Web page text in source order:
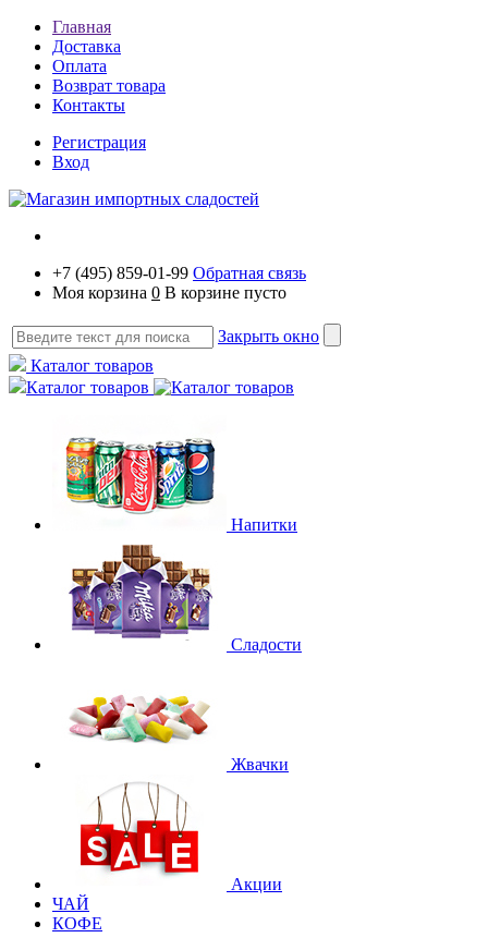
Главная
Доставка
Оплата
Возврат товара
Контакты
Регистрация
Вход
+7 (495) 859-01-99 Обратная связь
Моя корзина 0 В корзине пусто
Закрыть окно
Каталог товаров
Каталог товаров
Напитки
Сладости
Жвачки
Акции
ЧАЙ
КОФЕ